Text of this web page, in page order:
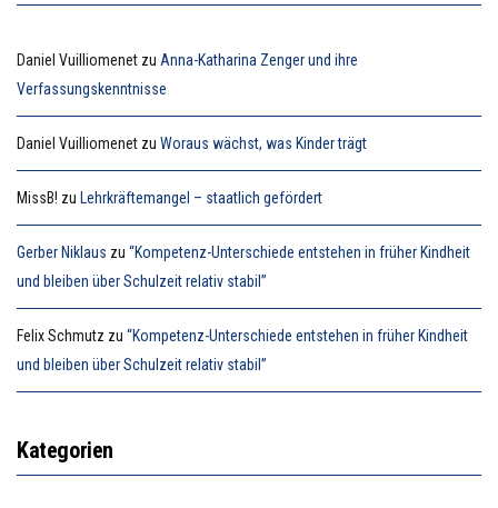
Daniel Vuilliomenet zu Anna-Katharina Zenger und ihre
Verfassungskenntnisse
Daniel Vuilliomenet zu Woraus wächst, was Kinder trägt
MissB! zu Lehrkräftemangel – staatlich gefördert
Gerber Niklaus zu “Kompetenz-Unterschiede entstehen in früher Kindheit
und bleiben über Schulzeit relativ stabil”
Felix Schmutz zu “Kompetenz-Unterschiede entstehen in früher Kindheit
und bleiben über Schulzeit relativ stabil”
Kategorien